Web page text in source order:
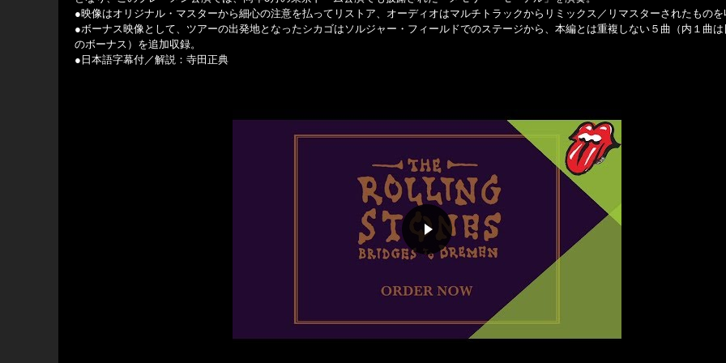
●映像はオリジナル・マスターから細心の注意を払ってリストア、オーディオはマルチトラックからリミックス／リマスターされたものを
●ボーナス映像として、ツアーの出発地となったシカゴはソルジャー・フィールドでのステージから、本編とは重複しない５曲（内１曲
のボーナス）を追加収録。
●日本語字幕付／解説：寺田正典